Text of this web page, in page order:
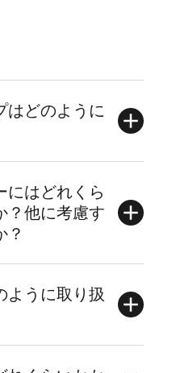
はどのように
にはどれくら
？他に考慮す
？
ように取り扱